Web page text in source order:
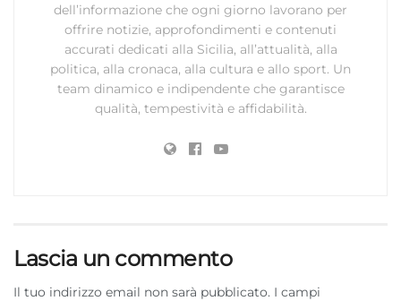
dell’informazione che ogni giorno lavorano per
offrire notizie, approfondimenti e contenuti
accurati dedicati alla Sicilia, all’attualità, alla
politica, alla cronaca, alla cultura e allo sport. Un
team dinamico e indipendente che garantisce
qualità, tempestività e affidabilità.
Lascia un commento
Il tuo indirizzo email non sarà pubblicato. I campi